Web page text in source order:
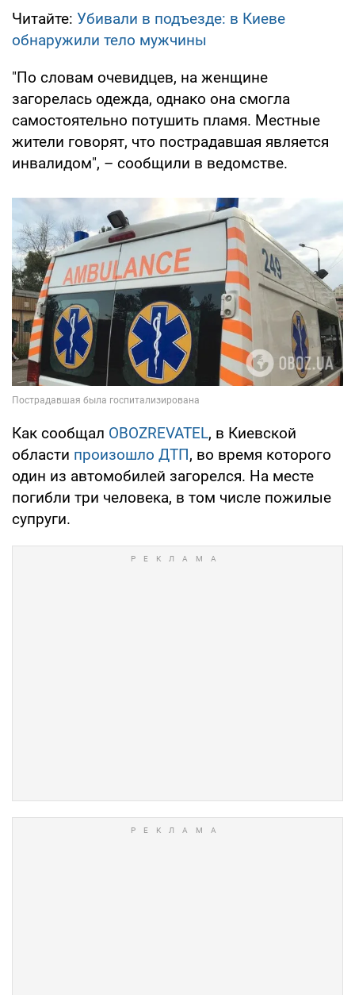
Читайте: Убивали в подъезде: в Киеве
обнаружили тело мужчины
"По словам очевидцев, на женщине
загорелась одежда, однако она смогла
самостоятельно потушить пламя. Местные
жители говорят, что пострадавшая является
инвалидом", – сообщили в ведомстве.
Как сообщал OBOZREVATEL, в Киевской
области произошло ДТП, во время которого
один из автомобилей загорелся. На месте
погибли три человека, в том числе пожилые
супруги.